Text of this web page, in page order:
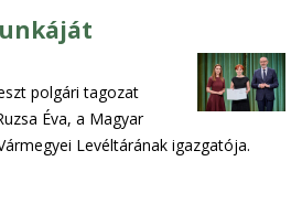
polgári tagozat
Éva, a Magyar
Levéltárának igazgatója.